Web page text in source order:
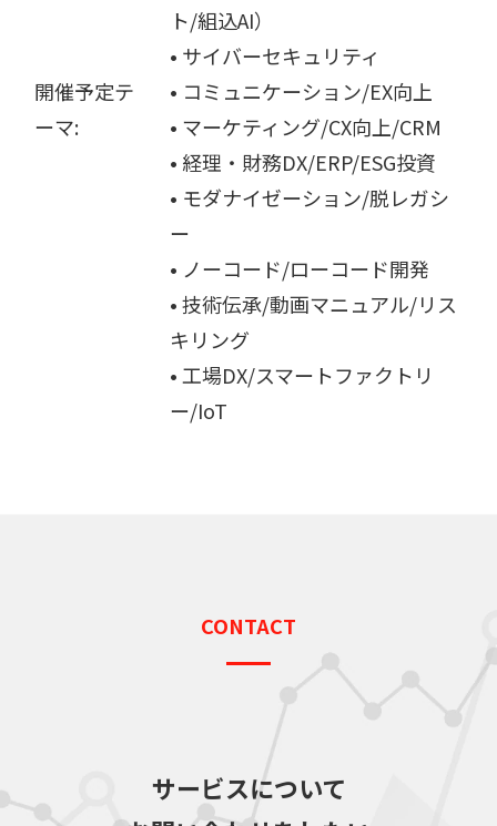
開催予定テ
ーマ:
ト/組込AI）
• サイバーセキュリティ
• コミュニケーション/EX向上
• マーケティング/CX向上/CRM
• 経理・財務DX/ERP/ESG投資
• モダナイゼーション/脱レガシ
ー
• ノーコード/ローコード開発
• 技術伝承/動画マニュアル/リス
キリング
• 工場DX/スマートファクトリ
ー/IoT
CONTACT
サービスについて